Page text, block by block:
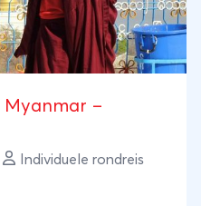
Myanmar –
Individuele rondreis